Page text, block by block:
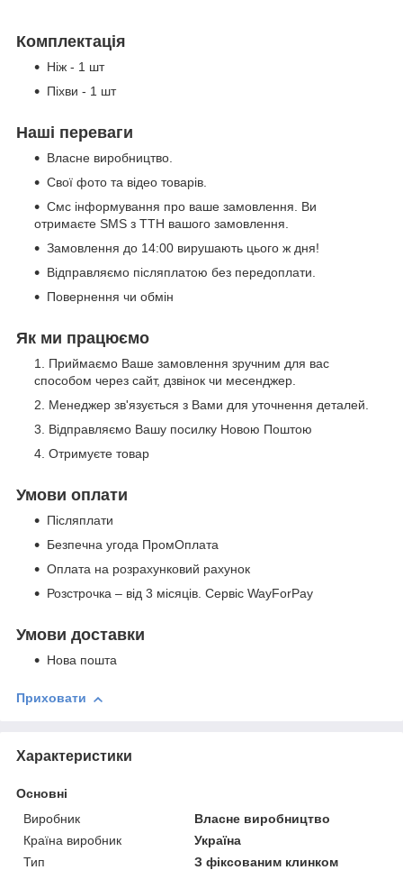
Комплектація
Ніж - 1 шт
Піхви - 1 шт
Наші переваги
Власне виробництво.
Свої фото та відео товарів.
Смс інформування про ваше замовлення. Ви
отримаєте SMS з ТТН вашого замовлення.
Замовлення до 14:00 вирушають цього ж дня!
Відправляємо післяплатою без передоплати.
Повернення чи обмін
Як ми працюємо
Приймаємо Ваше замовлення зручним для вас
способом через сайт, дзвінок чи месенджер.
Менеджер зв'язується з Вами для уточнення деталей.
Відправляємо Вашу посилку Новою Поштою
Отримуєте товар
Умови оплати
Післяплати
Безпечна угода ПромОплата
Оплата на розрахунковий рахунок
Розстрочка – від 3 місяців. Сервіс WayForPay
Умови доставки
Нова пошта
Приховати
Характеристики
Основні
Виробник
Власне виробництво
Країна виробник
Україна
Тип
З фіксованим клинком